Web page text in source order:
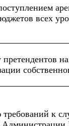
всех
к